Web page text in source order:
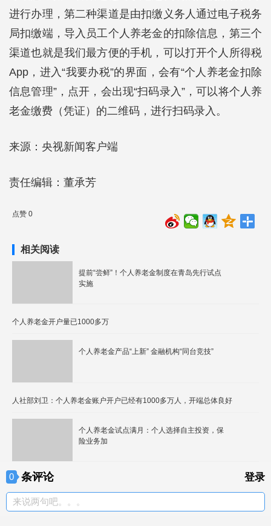
进行办理，第二种渠道是由扣缴义务人通过电子税务
局扣缴端，导入员工个人养老金的扣除信息，第三个
渠道也就是我们最方便的手机，可以打开个人所得税
App，进入“我要办税”的界面，会有“个人养老金扣除
信息管理”，点开，会出现“扫码录入”，可以将个人养
老金缴费（凭证）的二维码，进行扫码录入。
来源：央视新闻客户端
责任编辑：董承芳
点赞 0
相关阅读
提前“尝鲜”！个人养老金制度在青岛先行试点
实施
个人养老金开户量已1000多万
个人养老金产品“上新” 金融机构“同台竞技”
人社部刘卫：个人养老金账户开户已经有1000多万人，开端总体良好
个人养老金试点满月：个人选择自主投资，保
险业务加
0 条评论 登录
来说两句吧。。。